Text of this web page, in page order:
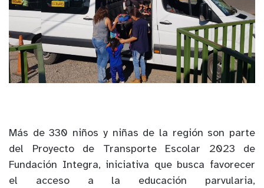
Más de 330 niños y niñas de la región son parte
del Proyecto de Transporte Escolar 2023 de
Fundación Integra, iniciativa que busca favorecer
el acceso a la educación parvularia,